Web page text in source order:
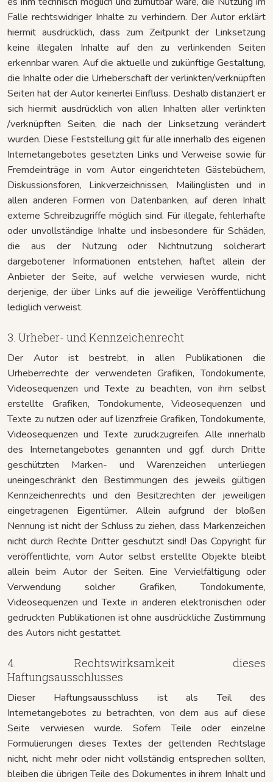
Falle rechtswidriger Inhalte zu verhindern. Der Autor erklärt
hiermit ausdrücklich, dass zum Zeitpunkt der Linksetzung
keine illegalen Inhalte auf den zu verlinkenden Seiten
erkennbar waren. Auf die aktuelle und zukünftige Gestaltung,
die Inhalte oder die Urheberschaft der verlinkten/verknüpften
Seiten hat der Autor keinerlei Einfluss. Deshalb distanziert er
sich hiermit ausdrücklich von allen Inhalten aller verlinkten
/verknüpften Seiten, die nach der Linksetzung verändert
wurden. Diese Feststellung gilt für alle innerhalb des eigenen
Internetangebotes gesetzten Links und Verweise sowie für
Fremdeinträge in vom Autor eingerichteten Gästebüchern,
Diskussionsforen, Linkverzeichnissen, Mailinglisten und in
allen anderen Formen von Datenbanken, auf deren Inhalt
externe Schreibzugriffe möglich sind. Für illegale, fehlerhafte
oder unvollständige Inhalte und insbesondere für Schäden,
die aus der Nutzung oder Nichtnutzung solcherart
dargebotener Informationen entstehen, haftet allein der
Anbieter der Seite, auf welche verwiesen wurde, nicht
derjenige, der über Links auf die jeweilige Veröffentlichung
lediglich verweist.
3. Urheber- und Kennzeichenrecht
Der Autor ist bestrebt, in allen Publikationen die
Urheberrechte der verwendeten Grafiken, Tondokumente,
Videosequenzen und Texte zu beachten, von ihm selbst
erstellte Grafiken, Tondokumente, Videosequenzen und
Texte zu nutzen oder auf lizenzfreie Grafiken, Tondokumente,
Videosequenzen und Texte zurückzugreifen. Alle innerhalb
des Internetangebotes genannten und ggf. durch Dritte
geschützten Marken- und Warenzeichen unterliegen
uneingeschränkt den Bestimmungen des jeweils gültigen
Kennzeichenrechts und den Besitzrechten der jeweiligen
eingetragenen Eigentümer. Allein aufgrund der bloßen
Nennung ist nicht der Schluss zu ziehen, dass Markenzeichen
nicht durch Rechte Dritter geschützt sind! Das Copyright für
veröffentlichte, vom Autor selbst erstellte Objekte bleibt
allein beim Autor der Seiten. Eine Vervielfältigung oder
Verwendung solcher Grafiken, Tondokumente,
Videosequenzen und Texte in anderen elektronischen oder
gedruckten Publikationen ist ohne ausdrückliche Zustimmung
des Autors nicht gestattet.
4. Rechtswirksamkeit dieses
Haftungsausschlusses
Dieser Haftungsausschluss ist als Teil des
Internetangebotes zu betrachten, von dem aus auf diese
Seite verwiesen wurde. Sofern Teile oder einzelne
Formulierungen dieses Textes der geltenden Rechtslage
nicht, nicht mehr oder nicht vollständig entsprechen sollten,
bleiben die übrigen Teile des Dokumentes in ihrem Inhalt und